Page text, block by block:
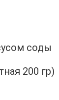
соды
200 гр)